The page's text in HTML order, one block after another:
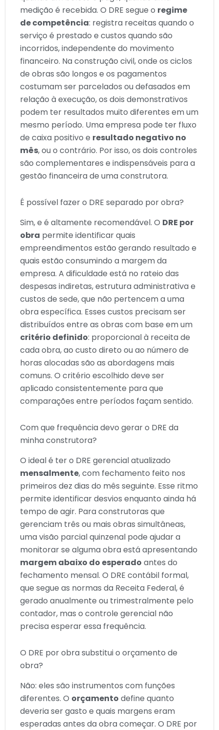
medição é recebida. O DRE segue o regime
de competência: registra receitas quando o
serviço é prestado e custos quando são
incorridos, independente do movimento
financeiro. Na construção civil, onde os ciclos
de obras são longos e os pagamentos
costumam ser parcelados ou defasados em
relação à execução, os dois demonstrativos
podem ter resultados muito diferentes em um
mesmo período. Uma empresa pode ter fluxo
de caixa positivo e resultado negativo no
mês, ou o contrário. Por isso, os dois controles
são complementares e indispensáveis para a
gestão financeira de uma construtora.
É possível fazer o DRE separado por obra?
Sim, e é altamente recomendável. O DRE por
obra permite identificar quais
empreendimentos estão gerando resultado e
quais estão consumindo a margem da
empresa. A dificuldade está no rateio das
despesas indiretas, estrutura administrativa e
custos de sede, que não pertencem a uma
obra específica. Esses custos precisam ser
distribuídos entre as obras com base em um
critério definido: proporcional à receita de
cada obra, ao custo direto ou ao número de
horas alocadas são as abordagens mais
comuns. O critério escolhido deve ser
aplicado consistentemente para que
comparações entre períodos façam sentido.
Com que frequência devo gerar o DRE da
minha construtora?
O ideal é ter o DRE gerencial atualizado
mensalmente, com fechamento feito nos
primeiros dez dias do mês seguinte. Esse ritmo
permite identificar desvios enquanto ainda há
tempo de agir. Para construtoras que
gerenciam três ou mais obras simultâneas,
uma visão parcial quinzenal pode ajudar a
monitorar se alguma obra está apresentando
margem abaixo do esperado antes do
fechamento mensal. O DRE contábil formal,
que segue as normas da Receita Federal, é
gerado anualmente ou trimestralmente pelo
contador, mas o controle gerencial não
precisa esperar essa frequência.
O DRE por obra substitui o orçamento de
obra?
Não: eles são instrumentos com funções
diferentes. O orçamento define quanto
deveria ser gasto e quais margens eram
esperadas antes da obra começar. O DRE por